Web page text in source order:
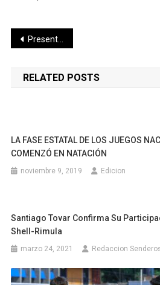
Navegación
de
entradas
Presentan parlamentarias quintanarroenses, propuestas a favor de las mujeres
RELATED POSTS
LA FASE ESTATAL DE LOS JUEGOS
COMENZÓ EN NATACIÓN
noviembre 9, 2019 Edicion
Santiago Tovar Confirma Su
Shell-Rimula
marzo 24, 2021 Redaccion